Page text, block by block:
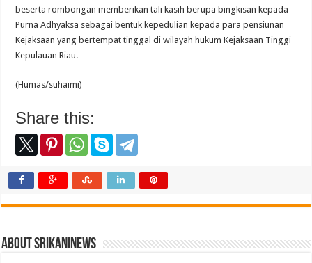
beserta rombongan memberikan tali kasih berupa bingkisan kepada
Purna Adhyaksa sebagai bentuk kepedulian kepada para pensiunan
Kejaksaan yang bertempat tinggal di wilayah hukum Kejaksaan Tinggi
Kepulauan Riau.
(Humas/suhaimi)
Share this:
About srikaninews